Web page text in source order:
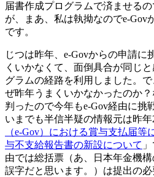
届書作成プログラムで済ませる
が、まあ、私は執拗なのでe-Gov
です。
じつは昨年、e-Govからの申請に
くいかなくて、面倒具合が同じ
グラムの経路を利用しました。
ぜ昨年うまくいかなかったのか？
判ったので今年もe-Gov経由に挑
いまでも半信半疑の情報元は昨年
（e-Gov）における賞与支払届
与不支給報告書の新設について
由では総括票（あ、日本年金機
誤字だと思います。）は提出の必